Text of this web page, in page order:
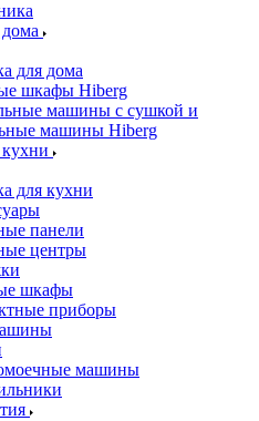
для дома
шкафы Hiberg
машины с сушкой и
машины Hiberg
для кухни
панели
центры
шкафы
приборы
машины